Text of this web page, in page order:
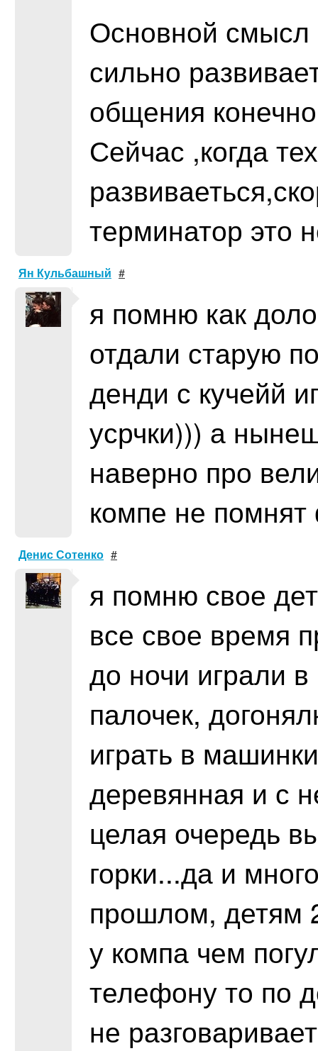
Основной смысл
сильно
общения
Сейчас ,когда
терминатор это
Ян Кульбашный #
я помню как
отдали старую
денди с кучейй
усрчки))) а
наверно про
компе не
Денис Сотенко #
я помню свое
все свое время
до ночи играли
палочек,
играть в
деревянная и с
целая очередь
горки...да и
прошлом, детям
у компа чем
телефону то по
не